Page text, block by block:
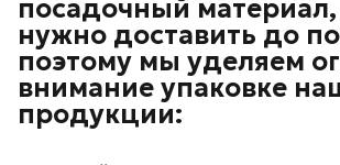
посадочный материал,
нужно доставить до
поэтому мы уделяем
внимание упаковке
продукции: